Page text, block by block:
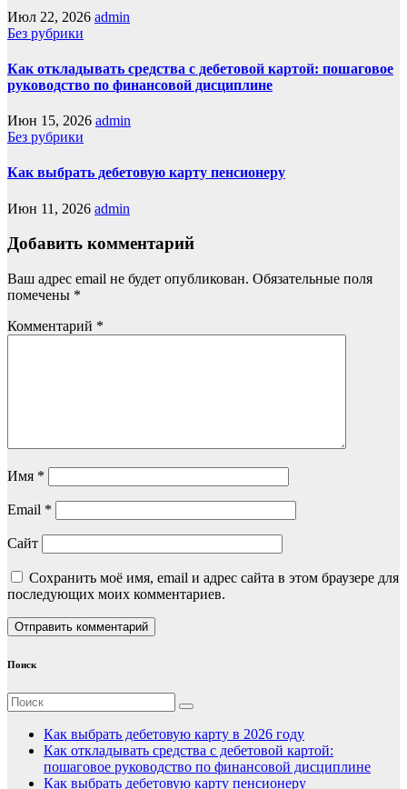
Июл 22, 2026 admin
Без рубрики
Как откладывать средства с дебетовой картой: пошаговое
руководство по финансовой дисциплине
Июн 15, 2026 admin
Без рубрики
Как выбрать дебетовую карту пенсионеру
Июн 11, 2026 admin
Добавить комментарий
Ваш адрес email не будет опубликован. Обязательные поля
помечены *
Комментарий *
Имя *
Email *
Сайт
Сохранить моё имя, email и адрес сайта в этом браузере для
последующих моих комментариев.
Поиск
Как выбрать дебетовую карту в 2026 году
Как откладывать средства с дебетовой картой:
пошаговое руководство по финансовой дисциплине
Как выбрать дебетовую карту пенсионеру